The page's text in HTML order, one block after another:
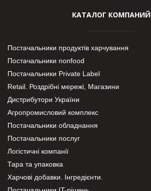
КАТАЛОГ КОМПАНИЙ
Постачальники продуктів харчування
Постачальники nonfood
Постачальники Private Label
Retail. Роздрібні мережі, Магазини
Дистрибутори України
Агропромисловий комплекс
Постачальники обладнання
Постачальники послуг
Логістичні компанії
Тара та упаковка
Харчові добавки. Інгредієнти.